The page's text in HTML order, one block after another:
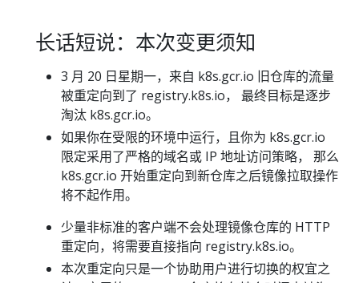
长话短说：本次变更须知
3 月 20 日星期一，来自 k8s.gcr.io 旧仓库的流量
被重定向到了 registry.k8s.io， 最终目标是逐步
淘汰 k8s.gcr.io。
如果你在受限的环境中运行，且你为 k8s.gcr.io
限定采用了严格的域名或 IP 地址访问策略， 那么
k8s.gcr.io 开始重定向到新仓库之后镜像拉取操作
将不起作用。
少量非标准的客户端不会处理镜像仓库的 HTTP
重定向，将需要直接指向 registry.k8s.io。
本次重定向只是一个协助用户进行切换的权宜之